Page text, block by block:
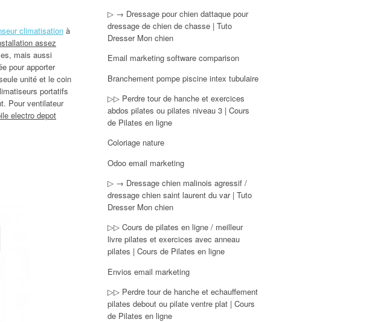
climatisation à
assez
mais aussi
pour apporter
unité et le coin
portatifs
Pour ventilateur
electro depot
▷ → Dressage pour chien dattaque pour
dressage de chien de chasse | Tuto
Dresser Mon chien
Email marketing software comparison
Branchement pompe piscine intex tubulaire
▷▷ Perdre tour de hanche et exercices
abdos pilates ou pilates niveau 3 | Cours
de Pilates en ligne
Coloriage nature
Odoo email marketing
▷ → Dressage chien malinois agressif /
dressage chien saint laurent du var | Tuto
Dresser Mon chien
▷▷ Cours de pilates en ligne / meilleur
livre pilates et exercices avec anneau
pilates | Cours de Pilates en ligne
Envios email marketing
▷▷ Perdre tour de hanche et echauffement
pilates debout ou pilate ventre plat | Cours
de Pilates en ligne